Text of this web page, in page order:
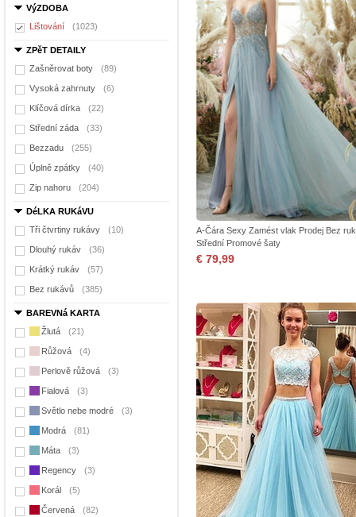
VýZDOBA
Lištování
(1023)
ZPěT DETAILY
Zašněrovat boty
(89)
Vysoká zahrnuty (6)
Klíčová dírka (22)
Střední záda (33)
Bezzadu (255)
Úplně zpátky (40)
Zip nahoru (204)
DéLKA RUKáVU
Tři čtvrtiny rukávy
(10)
Dlouhý rukáv (36)
Krátký rukáv (57)
Bez rukávů (385)
BAREVNá KARTA
Žlutá
(21)
Růžová (4)
Perlově růžová (3)
Fialová (3)
Světlo nebe modré (3)
Modrá (81)
Máta (3)
Regency (3)
Korál (5)
Červená (82)
A-Čára Sexy Zamést vlak Prodej Bez
Střední Promové šaty
€ 79,99